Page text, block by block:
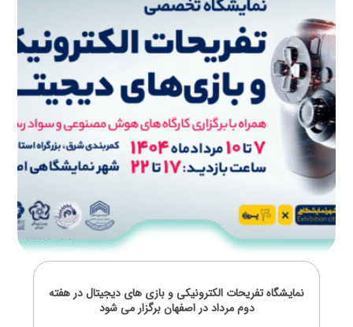
نمایشگاه تفریحات الکترونیکی و بازی های دیجیتال در هفته
دوم مرداد در اصفهان برگزار می شود